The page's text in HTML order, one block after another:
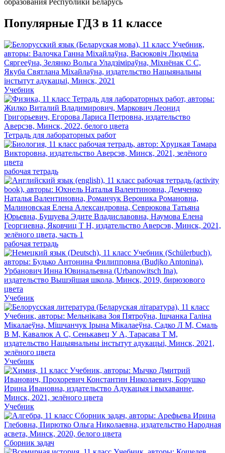
образования Республики Беларусь
Популярные ГДЗ в 11 классе
Учебник
Тетрадь для лабораторных работ
рабочая тетрадь
рабочая тетрадь
Учебник
Учебник
Учебник
Сборник задач